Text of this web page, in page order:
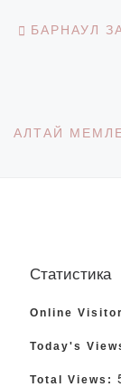
Post
Статистика
Online
Today's
Total Views: